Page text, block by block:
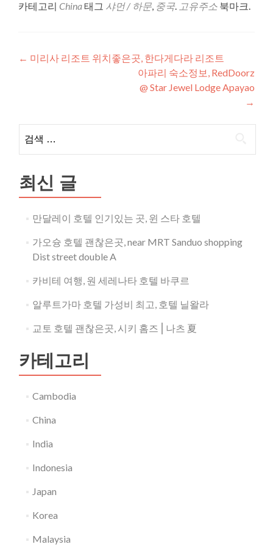
카테고리 China태그 샤먼 / 하문, 중국. 고유주소 북마크.
글
게
이
← 미리사 리조트 위치좋은곳, 한다게다라 리조트
아파리 숙소정보, RedDoorz
@ Star Jewel Lodge Apayao
→
색:
최신 글
만달레이 호텔 인기있는 곳, 윈 스타 호텔
가오슝 호텔 괜찮은곳, near MRT Sanduo shopping
Dist street double A
카비테 여행, 원 세레나타 호텔 바쿠르
알루트가마 호텔 가성비 최고, 호텔 닐왈라
교토 호텔 괜찮은곳, 시키 홈즈⎪나츠 夏
카테고리
Cambodia
China
India
Indonesia
Japan
Korea
Malaysia